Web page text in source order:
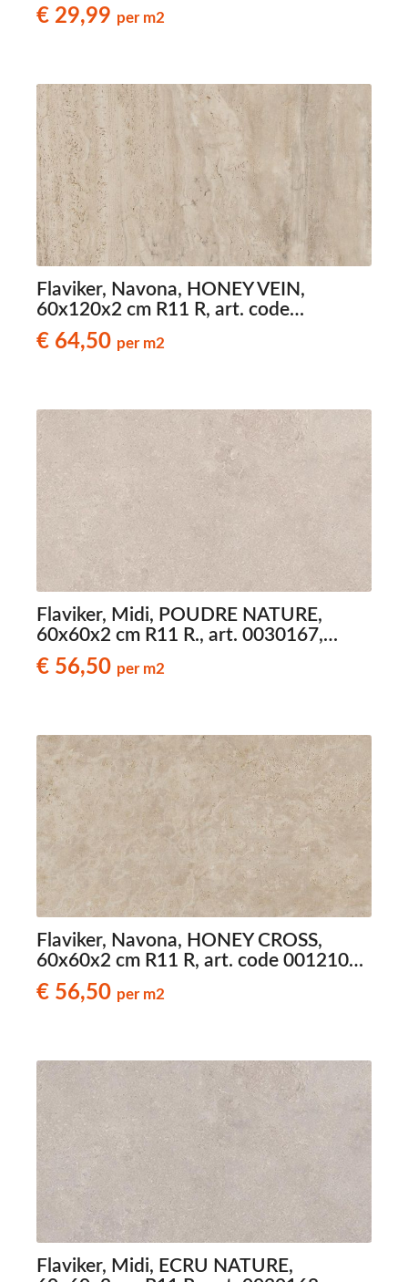
€ 29,99 per m2
Flaviker, Navona, HONEY VEIN,
60x120x2 cm R11 R, art. code
0011595, travertinlook terrastegels
€ 64,50 per m2
Flaviker, Midi, POUDRE NATURE,
60x60x2 cm R11 R., art. 0030167,
natuursteenlook terrastegels
€ 56,50 per m2
Flaviker, Navona, HONEY CROSS,
60x60x2 cm R11 R, art. code 0012103,
travertinlook terrastegels
€ 56,50 per m2
Flaviker, Midi, ECRU NATURE,